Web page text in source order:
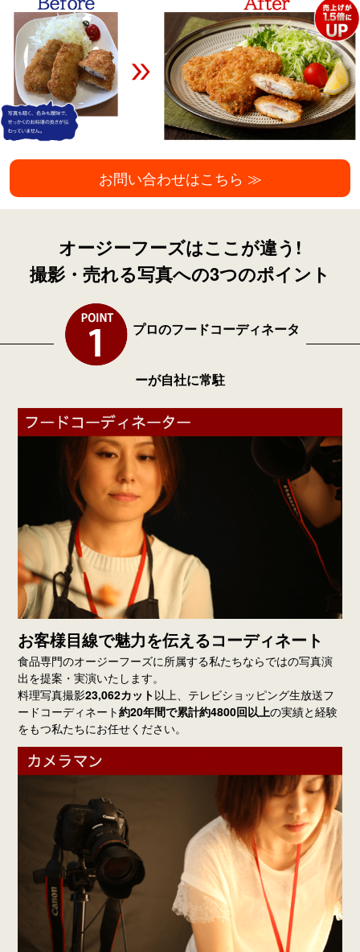
お問い合わせはこちら ≫
オージーフーズはここが違う!
撮影・売れる写真への3つのポイント
プロのフードコーディネータ
ーが自社に常駐
お客様目線で魅力を伝えるコーディネート
食品専門のオージーフーズに所属する私たちならではの写真演
出を提案・実演いたします。
料理写真撮影23,062カット以上、テレビショッピング生放送フ
ードコーディネート約20年間で累計約4800回以上の実績と経験
をもつ私たちにお任せください。